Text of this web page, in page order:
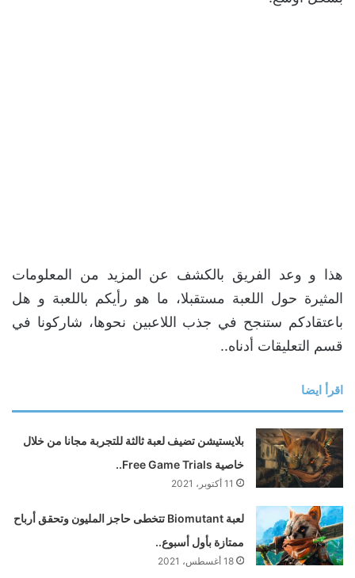
هذا و وعد الفريق بالكشف عن المزيد من المعلومات
المثيرة حول اللعبة مستقبلا، ما هو رأيكم باللعبة و هل
باعتقادكم ستنجح في جذب اللاعبين نحوها، شاركونا في
قسم التعليقات أدناه..
اقرأ ايضا
بلايستيشن تضيف لعبة ثالثة للتجربة مجانا من خلال
خاصية Free Game Trials..
11 أكتوبر، 2021
لعبة Biomutant تتخطى حاجز المليون وتحقق أرباح
ممتازة بأول أسبوع..
18 أغسطس، 2021